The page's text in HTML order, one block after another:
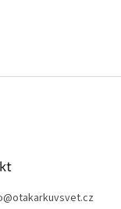
@otakarkuvsvet.cz